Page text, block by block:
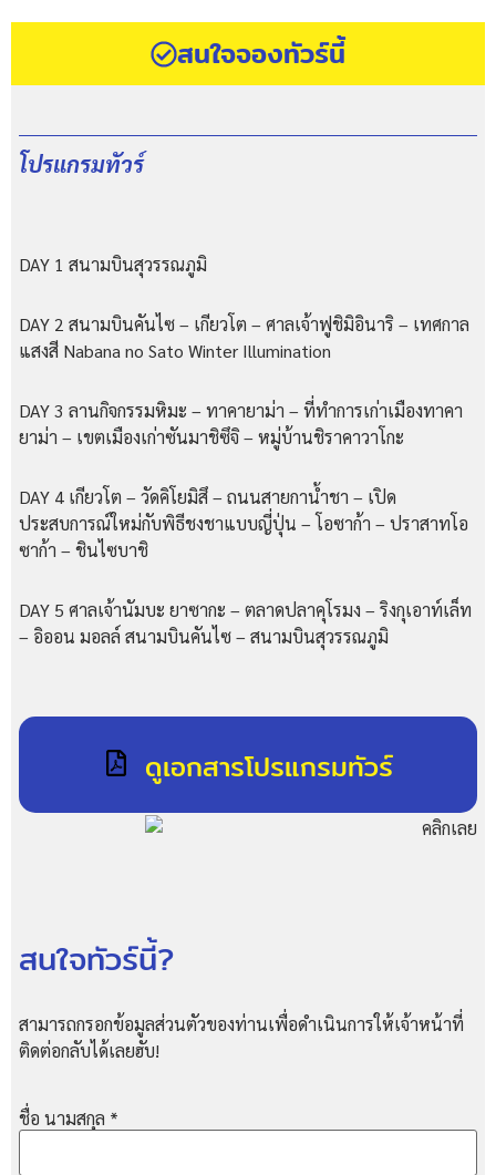
สนใจจองทัวร์นี้
โปรแกรมทัวร์
DAY 1 สนามบินสุวรรณภูมิ
DAY 2 สนามบินคันไซ – เกียวโต – ศาลเจ้าฟูชิมิอินาริ – เทศกาล
แสงสี Nabana no Sato Winter Illumination
DAY 3 ลานกิจกรรมหิมะ – ทาคายาม่า – ที่ทําการเก่าเมืองทาคา
ยาม่า – เขตเมืองเก่าซันมาชิซึจิ – หมู่บ้านชิราคาวาโกะ
DAY 4 เกียวโต – วัดคิโยมิสึ – ถนนสายกานํ้าชา – เปิด
ประสบการณ์ใหม่กับพิธีชงชาแบบญี่ปุ่น – โอซาก้า – ปราสาทโอ
ซาก้า – ชินไซบาชิ
DAY 5 ศาลเจ้านัมบะ ยาซากะ – ตลาดปลาคุโรมง – ริงกุเอาท์เล็ท
– อิออน มอลล์ สนามบินคันไซ – สนามบินสุวรรณภูมิ
ดูเอกสารโปรแกรมทัวร์
สนใจทัวร์นี้?
สามารถกรอกข้อมูลส่วนตัวของท่านเพื่อดำเนินการให้เจ้าหน้าที่
ติดต่อกลับได้เลยฮับ!
ชื่อ นามสกุล *